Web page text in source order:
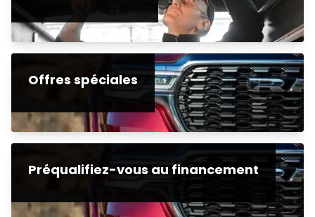
Offres spéciales
Préqualifiez-vous au financement